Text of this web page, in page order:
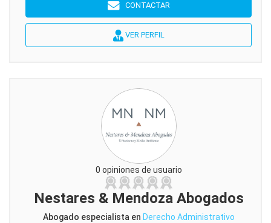
CONTACTAR
VER PERFIL
0 opiniones de usuario
Nestares & Mendoza Abogados
Abogado especialista en Derecho Administrativo